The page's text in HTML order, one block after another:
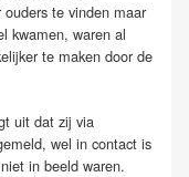
te vinden maar
kwamen, waren al
te maken door de
uit dat zij via
wel in contact is
in beeld waren.